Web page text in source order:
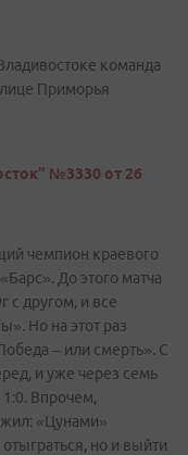
команда
Приморья
№3330 от 26
чемпион краевого
До этого матча
с другом, и все
Но на этот раз
– или смерть». С
и уже через семь
Впрочем,
«Цунами»
но и выйти